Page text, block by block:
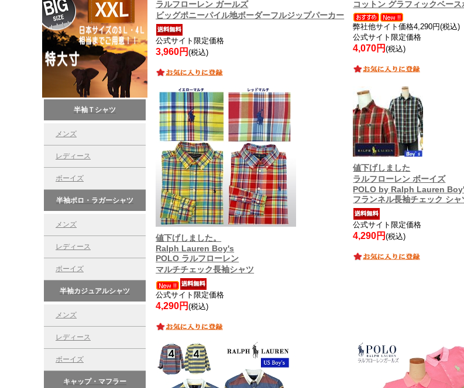
半袖Ｔシャツ
メンズ
レディース
ボーイズ
半袖ポロ・ラガーシャツ
メンズ
レディース
ボーイズ
半袖カジュアルシャツ
メンズ
レディース
ボーイズ
キャップ・マフラー
ラルフローレン ガールズ
ビッグポニーパイル地ボーダーフルジップパーカー
公式サイト限定価格
3,960円(税込)
コットン グラフィックベー
弊社他サイト価格4,290円(税込)
公式サイト限定価格
4,070円(税込)
値下げしました。
Ralph Lauren Boy's
POLO ラルフローレン
マルチチェック長袖シャツ
公式サイト限定価格
4,290円(税込)
値下げしました
ラルフローレン ボーイズ
POLO by Ralph Lauren
フランネル長袖チェック シャ
公式サイト限定価格
4,290円(税込)